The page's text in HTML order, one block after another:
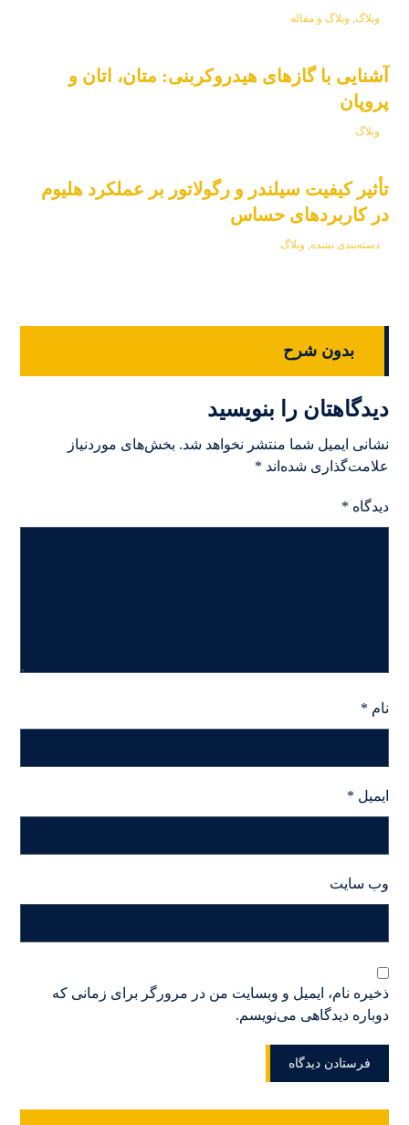
وبلاگ, وبلاگ و مقاله
آشنایی با گازهای هیدروکربنی: متان، اتان و
پروپان
وبلاگ
تأثیر کیفیت سیلندر و رگولاتور بر عملکرد هلیوم
در کاربردهای حساس
دسته‌بندی نشده, وبلاگ
بدون شرح
دیدگاهتان را بنویسید
نشانی ایمیل شما منتشر نخواهد شد. بخش‌های موردنیاز
علامت‌گذاری شده‌اند *
دیدگاه *
نام *
ایمیل *
وب‌ سایت
ذخیره نام، ایمیل و وبسایت من در مرورگر برای زمانی که
دوباره دیدگاهی می‌نویسم.